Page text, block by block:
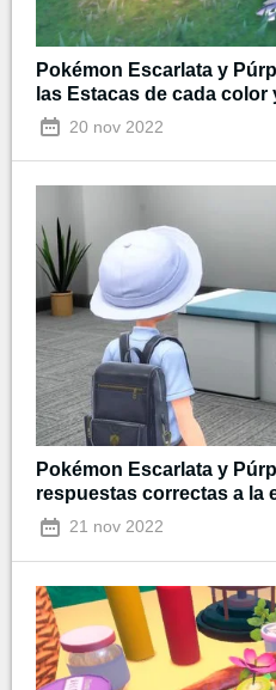
Pokémon Escarlata y
las Estacas de cada color
20 nov 2022
Pokémon Escarlata y
respuestas correctas a la
21 nov 2022